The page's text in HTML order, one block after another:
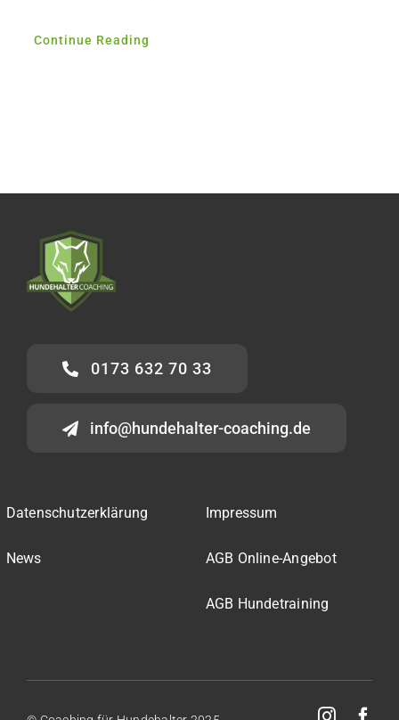
Continue Reading
0173 632 70 33
info@hundehalter-coaching.de
Datenschutzerklärung
News
Impressum
AGB Online-Angebot
AGB Hundetraining